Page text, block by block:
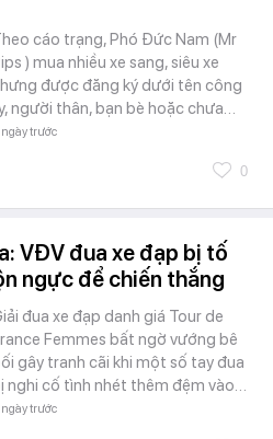
cáo trạng, Phó Đức Nam (Mr
) mua nhiều xe sang, siêu xe
được đăng ký dưới tên công
người thân, bạn bè hoặc chưa…
ngày trước
0
VĐV đua xe đạp bị tố
ngực để chiến thắng
đua xe đạp danh giá Tour de
Femmes bất ngờ vướng bê
gây tranh cãi khi một số tay đua
nghi cố tình nhét thêm đệm vào…
ngày trước